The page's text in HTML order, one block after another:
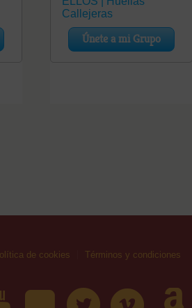
de cookies Términos y condiciones